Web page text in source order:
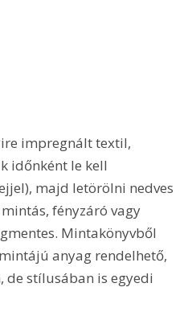
impregnált textil,
időnként le kell
majd letörölni nedves
fényzáró vagy
Mintakönyvből
anyag rendelhető,
de stílusában is egyedi